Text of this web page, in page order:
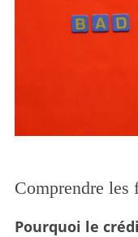
Comprendre les
Pourquoi le